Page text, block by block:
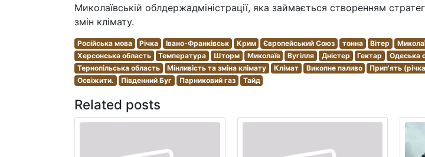
Миколаївській облдержадміністрації, яка займається створенням
змін клімату.
Російська мова Річка Івано-Франківськ Крим Європейський Союз тонна Вітер
Херсонська область
Температура Шторм Миколаїв Вугілля Дністер Гектар Одеська
Тернопільська область
Мінливість та зміна клімату Клімат Викопне паливо Прип'ять
Освіжити.
Південний Буг Парниковий газ Тайд
Related posts